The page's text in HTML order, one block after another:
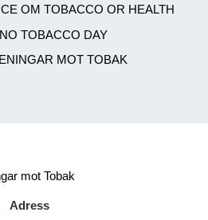
OM TOBACCO OR HEALTH
TOBACCO DAY
MOT TOBAK
Adress